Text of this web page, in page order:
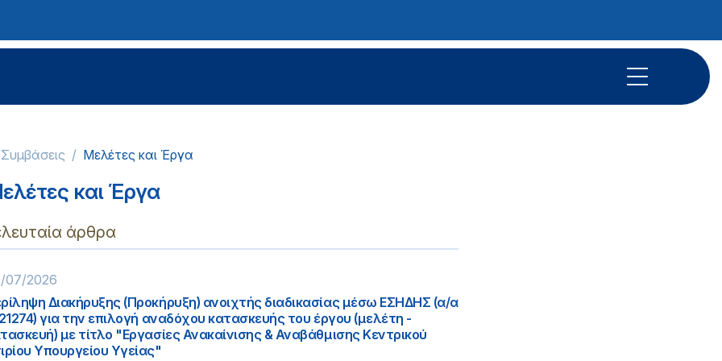
Μελέτες και Έργα
και Έργα
άρθρα
07/2026
Διακήρυξης (Προκήρυξη) ανοιχτής διαδικασίας μέσω ΕΣΗΔΗΣ (α/α
για την επιλογή αναδόχου κατασκευής του έργου (μελέτη -
με τίτλο "Εργασίες Ανακαίνισης & Αναβάθμισης Κεντρικού
Υπουργείου Υγείας"